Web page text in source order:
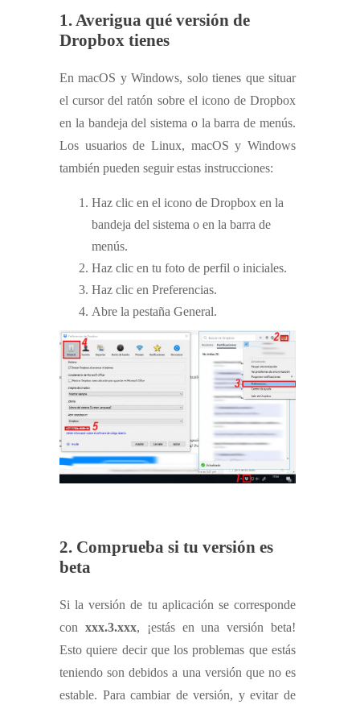
1. Averigua qué versión de
Dropbox tienes
En macOS y Windows, solo tienes que situar
el cursor del ratón sobre el icono de Dropbox
en la bandeja del sistema o la barra de menús.
Los usuarios de Linux, macOS y Windows
también pueden seguir estas instrucciones:
Haz clic en el icono de Dropbox en la
bandeja del sistema o en la barra de
menús.
Haz clic en tu foto de perfil o iniciales.
Haz clic en Preferencias.
Abre la pestaña General.
2. Comprueba si tu versión es
beta
Si la versión de tu aplicación se corresponde
con xxx.3.xxx, ¡estás en una versión beta!
Esto quiere decir que los problemas que estás
teniendo son debidos a una versión que no es
estable. Para cambiar de versión, y evitar de